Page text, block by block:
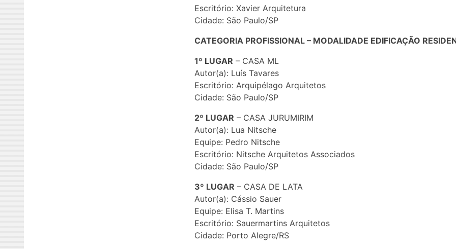
Escritório: Xavier Arquitetura
Cidade: São Paulo/SP
CATEGORIA PROFISSIONAL – MODALIDADE EDIFICAÇÃO
1º LUGAR – CASA ML
Autor(a): Luís Tavares
Escritório: Arquipélago Arquitetos
Cidade: São Paulo/SP
2º LUGAR – CASA JURUMIRIM
Autor(a): Lua Nitsche
Equipe: Pedro Nitsche
Escritório: Nitsche Arquitetos Associados
Cidade: São Paulo/SP
3º LUGAR – CASA DE LATA
Autor(a): Cássio Sauer
Equipe: Elisa T. Martins
Escritório: Sauermartins Arquitetos
Cidade: Porto Alegre/RS